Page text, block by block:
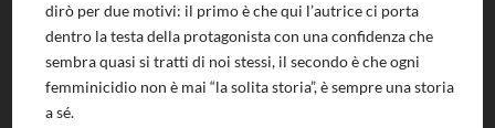
dirò per due motivi: il primo è che qui l’autrice ci porta
dentro la testa della protagonista con una confidenza che
sembra quasi si tratti di noi stessi, il secondo è che ogni
femminicidio non è mai “la solita storia”, è sempre una storia
a sé.